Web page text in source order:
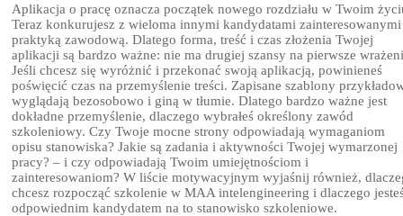
Aplikacja o pracę oznacza początek nowego rozdziału w Twoim
Teraz konkurujesz z wieloma innymi kandydatami zainteresowanymi
praktyką zawodową. Dlatego forma, treść i czas złożenia Twojej
aplikacji są bardzo ważne: nie ma drugiej szansy na pierwsze
Jeśli chcesz się wyróżnić i przekonać swoją aplikacją, powinieneś
poświęcić czas na przemyślenie treści. Zapisane szablony
wyglądają bezosobowo i giną w tłumie. Dlatego bardzo ważne jest
dokładne przemyślenie, dlaczego wybrałeś określony zawód
szkoleniowy. Czy Twoje mocne strony odpowiadają wymaganiom
opisu stanowiska? Jakie są zadania i aktywności Twojej wymarzonej
pracy? – i czy odpowiadają Twoim umiejętnościom i
zainteresowaniom? W liście motywacyjnym wyjaśnij również,
chcesz rozpocząć szkolenie w MAA intelengineering i dlaczego
odpowiednim kandydatem na to stanowisko szkoleniowe.